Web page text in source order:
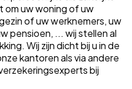
om uw woning of uw
of uw werknemers, uw
pensioen, ... wij stellen al
Wij zijn dicht bij u in de
kantoren als via andere
bij